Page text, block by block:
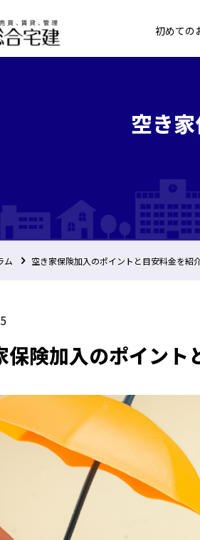
初めての
空き
ム 空き家保険加入のポイントと目安料金を紹
保険加入のポイント